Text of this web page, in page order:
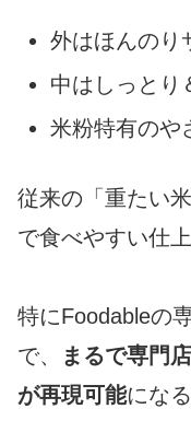
外はほんのり
中はしっとり
米粉特有のや
従来の「重たい
で食べやすい仕
特にFoodableの
で、
まるで専門
が再現可能にな